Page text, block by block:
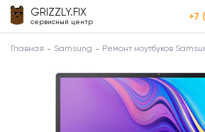
GRIZZLY.FIX
сервисный центр +7
Главная Samsung Ремонт ноутбуков